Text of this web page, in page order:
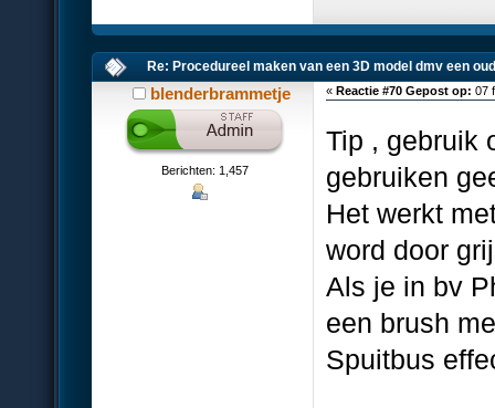
Re: Procedureel maken van een 3D model dmv een
blenderbrammetje
Berichten: 1,457
«Reactie #70 Gepost op: 07
Tip , gebruik
gebruiken
Het werkt
word door
Als je in bv
een brush
Spuitbus